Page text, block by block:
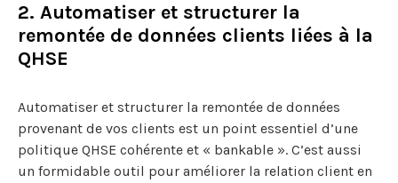
2. Automatiser et structurer la
remontée de données clients liées à la
QHSE
Automatiser et structurer la remontée de données
provenant de vos clients est un point essentiel d’une
politique QHSE cohérente et « bankable ». C’est aussi
un formidable outil pour améliorer la relation client en